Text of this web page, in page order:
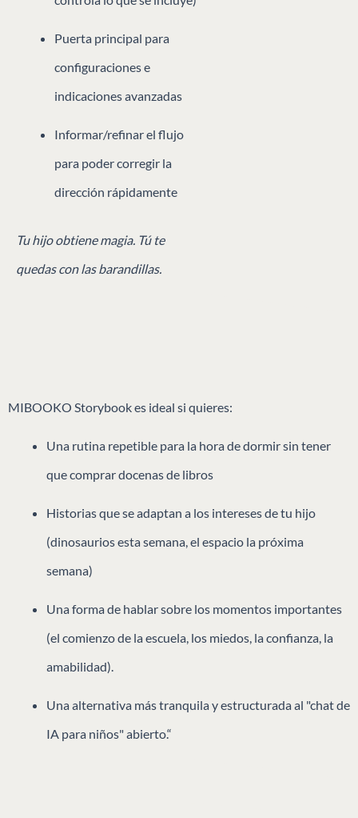
Puerta principal para
configuraciones e
indicaciones avanzadas
Informar/refinar el flujo
para poder corregir la
dirección rápidamente
Tu hijo obtiene magia. Tú te
quedas con las barandillas.
MIBOOKO Storybook es ideal si quieres:
Una rutina repetible para la hora de dormir sin tener
que comprar docenas de libros
Historias que se adaptan a los intereses de tu hijo
(dinosaurios esta semana, el espacio la próxima
semana)
Una forma de hablar sobre los momentos importantes
(el comienzo de la escuela, los miedos, la confianza, la
amabilidad).
Una alternativa más tranquila y estructurada al "chat de
IA para niños" abierto.“